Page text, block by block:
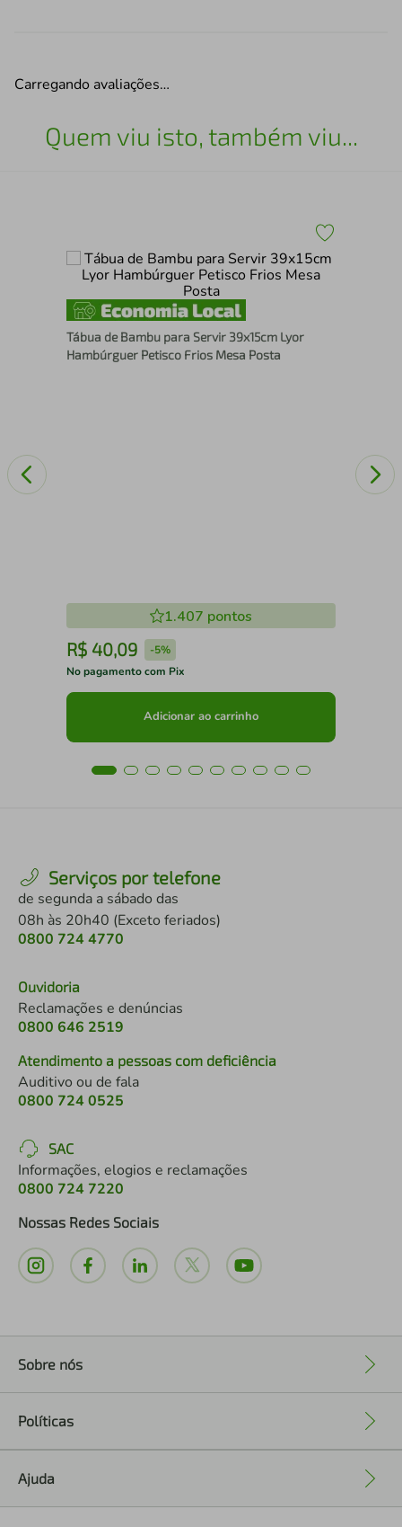
Carregando avaliações…
Quem viu isto, também viu...
Tábua de Bambu para Servir 39x15cm Lyor
Hambúrguer Petisco Frios Mesa Posta
1.407 pontos
R$ 40,09 -5%
No pagamento com Pix
Adicionar ao carrinho
Serviços por telefone
de segunda a sábado das
08h às 20h40 (Exceto feriados)
0800 724 4770
Ouvidoria
Reclamações e denúncias
0800 646 2519
Atendimento a pessoas com deficiência
Auditivo ou de fala
0800 724 0525
SAC
Informações, elogios e reclamações
0800 724 7220
Nossas Redes Sociais
Sobre nós
Políticas
Ajuda